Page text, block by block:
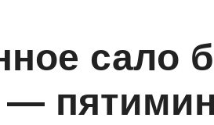
сало
—